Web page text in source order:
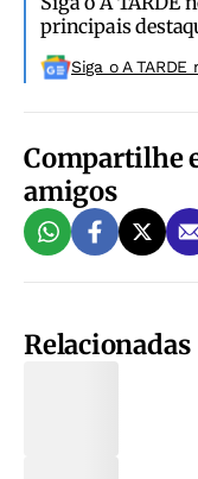
principais
Siga o A
Compartilhe
amigos
Relacionadas